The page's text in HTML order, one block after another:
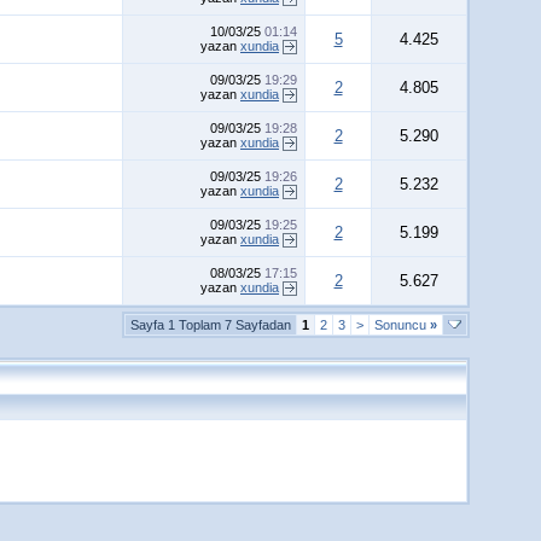
10/03/25 01:14
yazan xundia 5 4.425
09/03/25 19:29
yazan xundia 2 4.805
09/03/25 19:28
yazan xundia 2 5.290
09/03/25 19:26
yazan xundia 2 5.232
09/03/25 19:25
yazan xundia 2 5.199
08/03/25 17:15
yazan xundia 2 5.627
Sayfa 1 Toplam 7 Sayfadan 1 2 3 > Sonuncu »